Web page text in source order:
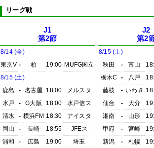
リーグ戦
J1
第2節
8/14 (金)
東京V - 柏 19:00 MUFG国立
8/15 (土)
鹿島
- 名古屋 18:00
メルスタ
水戸
- G大阪 18:00
水戸信ス
清水
- 横浜FM 18:30
アイスタ
岡山
- 長崎 18:55
JFEス
浦和
- 広島 19:00
埼玉
J2
第2
8/15 (土)
秋田
- 富山
栃木C
- 八戸
藤枝
- いわき
仙台
- 大分
湘南
- 山形
甲府
- 宮崎
新潟
- 札幌